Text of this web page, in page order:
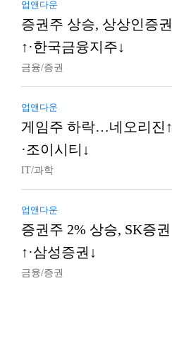
업앤다운
증권주 상승, 상상인증권
↑·한국금융지주↓
금융/증권
업앤다운
게임주 하락…네오리진↑
·조이시티↓
IT/과학
업앤다운
증권주 2% 상승, SK증권
↑·삼성증권↓
금융/증권